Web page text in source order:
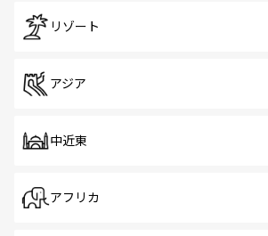
リゾート
アジア
中近東
アフリカ